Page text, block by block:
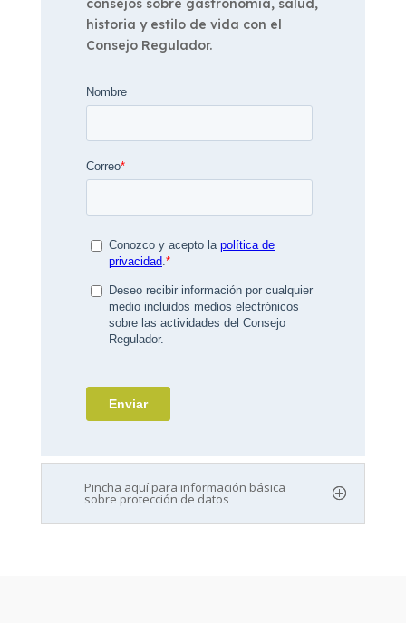
consejos sobre gastronomía, salud,
historia y estilo de vida con el
Consejo Regulador.
Pincha aquí para información básica
sobre protección de datos